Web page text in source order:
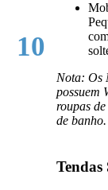
10
Nota: Os
possuem
roupas
de banho.
Tendas